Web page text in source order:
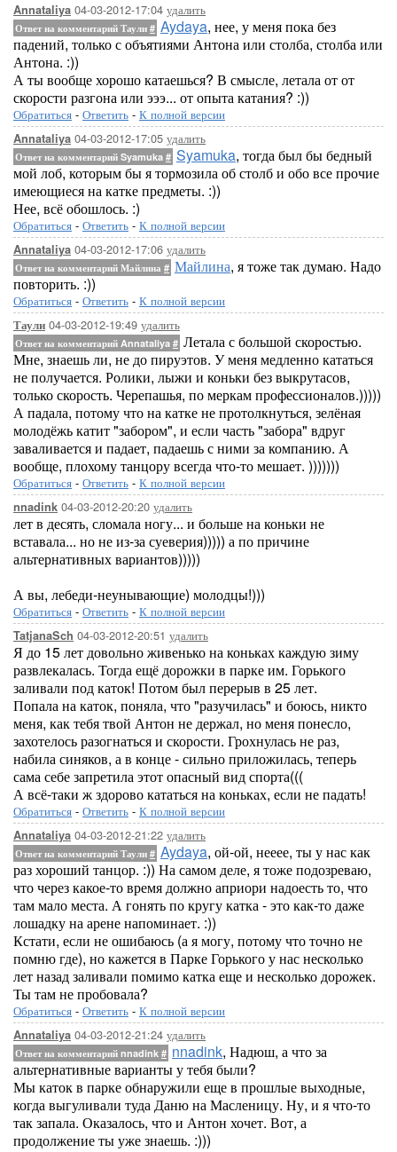
Annataliya 04-03-2012-17:04 удалить
Ответ на комментарий Таули # Aydaya, нее, у меня пока без
падений, только с объятиями Антона или столба, столба или
Антона. :))
А ты вообще хорошо катаешься? В смысле, летала от от
скорости разгона или эээ... от опыта катания? :))
Обратиться - Ответить - К полной версии
Annataliya 04-03-2012-17:05 удалить
Ответ на комментарий Syamuka # Syamuka, тогда был бы бедный
мой лоб, которым бы я тормозила об столб и обо все прочие
имеющиеся на катке предметы. :))
Нее, всё обошлось. :)
Обратиться - Ответить - К полной версии
Annataliya 04-03-2012-17:06 удалить
Ответ на комментарий Майлина # Майлина, я тоже так думаю. Надо
повторить. :))
Обратиться - Ответить - К полной версии
Таули 04-03-2012-19:49 удалить
Ответ на комментарий Annataliya # Летала с большой скоростью.
Мне, знаешь ли, не до пируэтов. У меня медленно кататься
не получается. Ролики, лыжи и коньки без выкрутасов,
только скорость. Черепашья, по меркам профессионалов.)))))
А падала, потому что на катке не протолкнуться, зелёная
молодёжь катит "забором", и если часть "забора" вдруг
заваливается и падает, падаешь с ними за компанию. А
вообще, плохому танцору всегда что-то мешает. )))))))
Обратиться - Ответить - К полной версии
nnadink 04-03-2012-20:20 удалить
лет в десять, сломала ногу... и больше на коньки не
вставала... но не из-за суеверия))))) а по причине
альтернативных вариантов)))))
А вы, лебеди-неунывающие) молодцы!)))
Обратиться - Ответить - К полной версии
TatjanaSch 04-03-2012-20:51 удалить
Я до 15 лет довольно живенько на коньках каждую зиму
развлекалась. Тогда ещё дорожки в парке им. Горького
заливали под каток! Потом был перерыв в 25 лет.
Попала на каток, поняла, что "разучилась" и боюсь, никто
меня, как тебя твой Антон не держал, но меня понесло,
захотелось разогнаться и скорости. Грохнулась не раз,
набила синяков, а в конце - сильно приложилась, теперь
сама себе запретила этот опасный вид спорта(((
А всё-таки ж здорово кататься на коньках, если не падать!
Обратиться - Ответить - К полной версии
Annataliya 04-03-2012-21:22 удалить
Ответ на комментарий Таули # Aydaya, ой-ой, нееее, ты у нас как
раз хороший танцор. :)) На самом деле, я тоже подозреваю,
что через какое-то время должно априори надоесть то, что
там мало места. А гонять по кругу катка - это как-то даже
лошадку на арене напоминает. :))
Кстати, если не ошибаюсь (а я могу, потому что точно не
помню где), но кажется в Парке Горького у нас несколько
лет назад заливали помимо катка еще и несколько дорожек.
Ты там не пробовала?
Обратиться - Ответить - К полной версии
Annataliya 04-03-2012-21:24 удалить
Ответ на комментарий nnadink # nnadink, Надюш, а что за
альтернативные варианты у тебя были?
Мы каток в парке обнаружили еще в прошлые выходные,
когда выгуливали туда Даню на Масленицу. Ну, и я что-то
так запала. Оказалось, что и Антон хочет. Вот, а
продолжение ты уже знаешь. :)))